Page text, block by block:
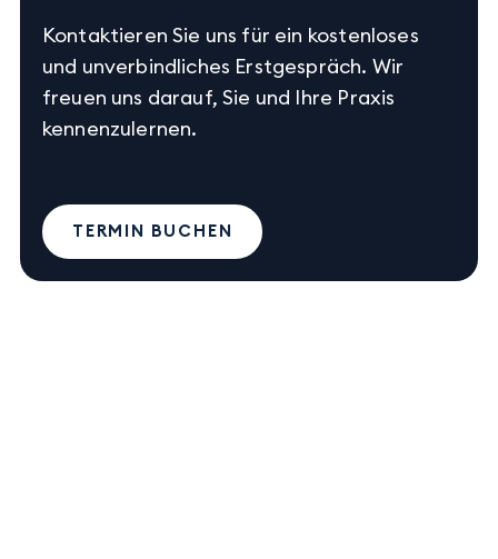
Kontaktieren Sie uns für ein kostenloses
und unverbindliches Erstgespräch. Wir
freuen uns darauf, Sie und Ihre Praxis
kennenzulernen.
TERMIN BUCHEN